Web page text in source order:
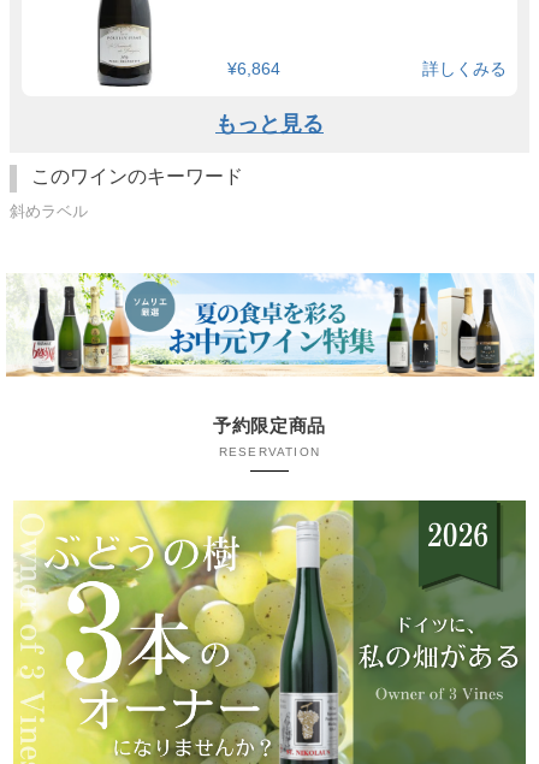
¥6,864 詳しくみる
もっと見る
このワインのキーワード
斜めラベル
予約限定商品
RESERVATION